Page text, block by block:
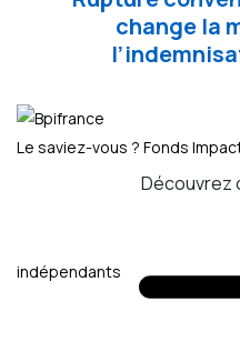
change la
Le saviez-vous ? Fonds
indépendants
Découvrez